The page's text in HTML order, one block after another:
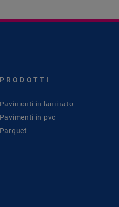
PRODOTTI
Pavimenti in laminato
Pavimenti in pvc
Parquet